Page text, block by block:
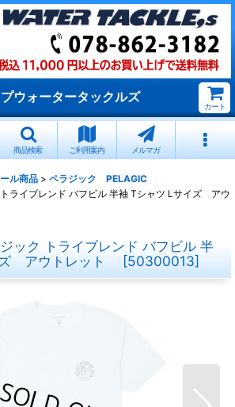
プウォータータックルズ
カート
商品検索 ご利用案内 メルマガ
ル商品 > ペラジック PELAGIC
トライブレンド バフビル 半袖 Tシャツ Lサイズ アウ
ック トライブレンド バフビル 半
アウトレット
[50300013]